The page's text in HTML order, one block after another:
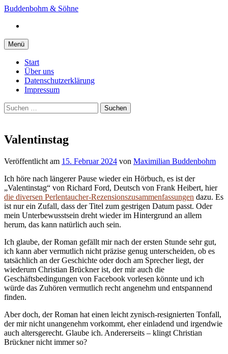
Springe
Inhalt
Buddenbohm & Söhne
Menü
Start
Über uns
Datenschutzerklärung
Impressum
Suchen
nach:
Valentinstag
Veröffentlicht am 15. Februar 2024 von Maximilian Buddenbohm
Ich höre nach längerer Pause wieder ein Hörbuch, es ist der
„Valentinstag“ von Richard Ford, Deutsch von Frank Heibert, hier
die diversen Perlentaucher-Rezensionszusammenfassungen dazu. Es
ist nur ein Zufall, dass der Titel zum gestrigen Datum passt. Oder
mein Unterbewusstsein dreht wieder im Hintergrund an allem
herum, das kann natürlich auch sein.
Ich glaube, der Roman gefällt mir nach der ersten Stunde sehr gut,
ich kann aber vermutlich nicht präzise genug unterscheiden, ob es
tatsächlich an der Geschichte oder doch am Sprecher liegt, der
wiederum Christian Brückner ist, der mir auch die
Geschäftsbedingungen von Facebook vorlesen könnte und ich
würde das Zuhören vermutlich recht angenehm und entspannend
finden.
Aber doch, der Roman hat einen leicht zynisch-resignierten Tonfall,
der mir nicht unangenehm vorkommt, eher einladend und irgendwie
auch altersgerecht. Glaube ich. Andererseits – klingt Christian
Brückner nicht immer so?